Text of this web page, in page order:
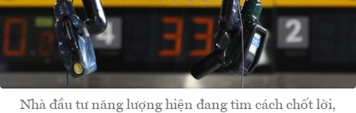
Nhà đầu tư năng lượng hiện đang tìm cách chốt lời,